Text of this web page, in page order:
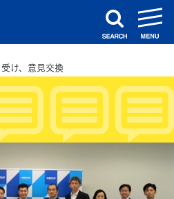
search
け、意見交換